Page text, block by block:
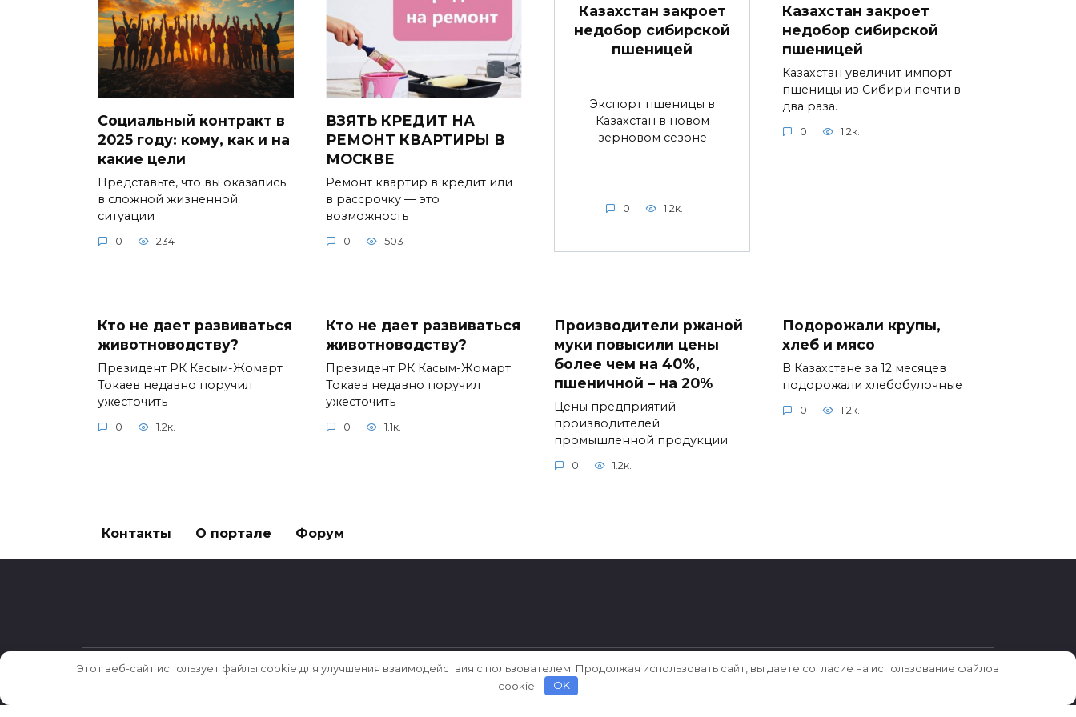
Социальный контракт в
2025 году: кому, как и на
какие цели
Представьте, что вы оказались
в сложной жизненной
ситуации
0 234
ВЗЯТЬ КРЕДИТ НА
РЕМОНТ КВАРТИРЫ В
МОСКВЕ
Ремонт квартир в кредит или
в рассрочку — это
возможность
0 503
Казахстан закроет
недобор сибирской
пшеницей
Экспорт пшеницы в
Казахстан в новом
зерновом сезоне
0 1.2к.
Казахстан закроет
недобор сибирской
пшеницей
Казахстан увеличит импорт
пшеницы из Сибири почти в
два раза.
0 1.2к.
Кто не дает развиваться
животноводству?
Президент РК Касым-Жомарт
Токаев недавно поручил
ужесточить
0 1.2к.
Кто не дает развиваться
животноводству?
Президент РК Касым-Жомарт
Токаев недавно поручил
ужесточить
0 1.1к.
Производители ржаной
муки повысили цены
более чем на 40%,
пшеничной – на 20%
Цены предприятий-
производителей
промышленной продукции
0 1.2к.
Подорожали крупы,
хлеб и мясо
В Казахстане за 12 месяцев
подорожали хлебобулочные
0 1.2к.
Контакты О портале Форум
Этот веб-сайт использует файлы cookie для улучшения взаимодействия с пользователем. Продолжая использовать сайт, вы даете согласие на использование файлов
cookie.
OK